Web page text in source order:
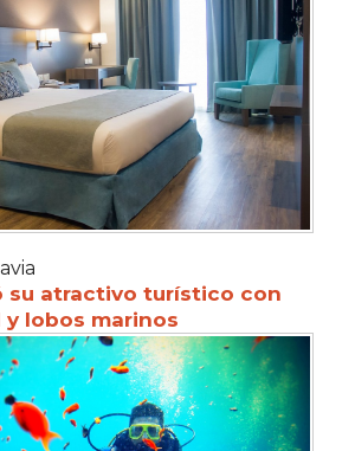
su atractivo turístico con
y lobos marinos